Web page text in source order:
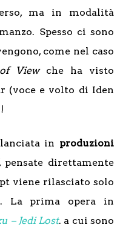
ma in modalità
Spesso ci sono
come nel caso
Viewche ha visto
(voce e volto di Iden
in produzioni
pensate direttamente
viene rilasciato solo
La prima opera in
– Jedi Lost. a cui sono